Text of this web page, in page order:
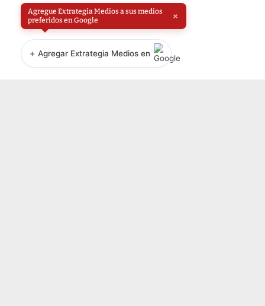
Agregue Extrategia Medios a sus medios
preferidos en Google
×
+ Agregar Extrategia Medios en